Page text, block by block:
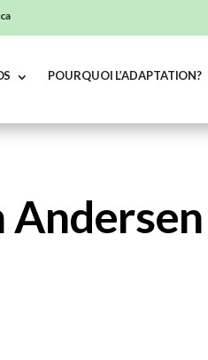
POURQUOI L’ADAPTATION?
Andersen